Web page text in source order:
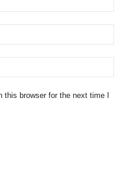
this browser for the next time I